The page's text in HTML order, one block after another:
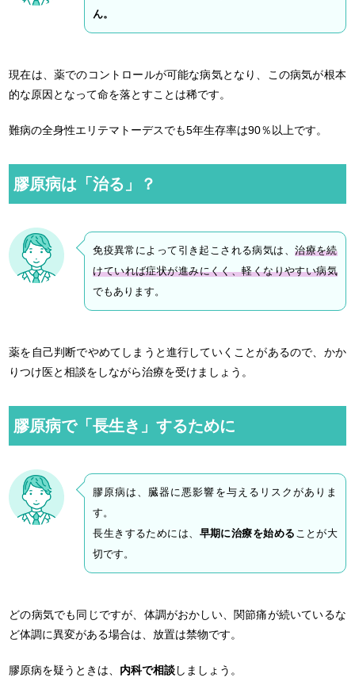
ん。
現在は、薬でのコントロールが可能な病気となり、この病気が根本
的な原因となって命を落とすことは稀です。
難病の全身性エリテマトーデスでも5年生存率は90％以上です。
膠原病は「治る」？
免疫異常によって引き起こされる病気は、治療を続
けていれば症状が進みにくく、軽くなりやすい病気
でもあります。
薬を自己判断でやめてしまうと進行していくことがあるので、かか
りつけ医と相談をしながら治療を受けましょう。
膠原病で「長生き」するために
膠原病は、臓器に悪影響を与えるリスクがありま
す。
長生きするためには、 早期に治療を始める ことが大
切です。
どの病気でも同じですが、体調がおかしい、関節痛が続いているな
ど体調に異変がある場合は、放置は禁物です。
膠原病を疑うときは、 内科で相談しましょう。